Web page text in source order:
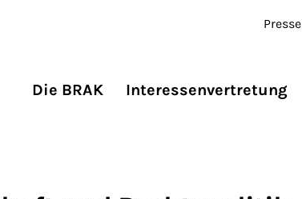
Presse
Die BRAK Interessenvertretung